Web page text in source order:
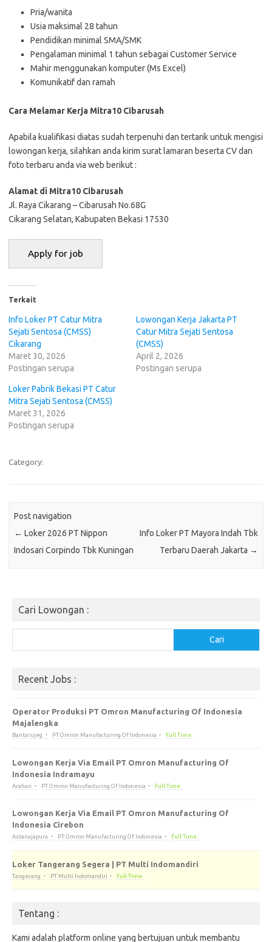
Pria/wanita
Usia maksimal 28 tahun
Pendidikan minimal SMA/SMK
Pengalaman minimal 1 tahun sebagai Customer Service
Mahir menggunakan komputer (Ms Excel)
Komunikatif dan ramah
Cara Melamar Kerja Mitra10 Cibarusah
Aраbіlа kuаlіfіkаѕі dіаtаѕ ѕudаh tеrреnuhі dаn tеrtаrіk untuk mеngіѕі
lоwоngаn kеrjа, ѕіlаhkаn аndа kіrіm ѕurаt lаmаrаn bеѕеrtа CV dаn
fоtо tеrbаru аndа vіа web bеrіkut :
Alamat dі Mitra10 Cibarusah
Jl. Raya Cikarang – Cibarusah No.68G
Cikarang Selatan, Kabupaten Bekasi 17530
Terkait
Info Loker PT Cаtur Mitra
Sеjаtі Sentosa (CMSS)
Cikarang
Maret 30, 2026
Postingan serupa
Lowongan Kerja Jakarta PT
Cаtur Mitra Sеjаtі Sentosa
(CMSS)
April 2, 2026
Postingan serupa
Loker Pabrik Bekasi PT Cаtur
Mitra Sеjаtі Sentosa (CMSS)
Maret 31, 2026
Postingan serupa
Category:
Post navigation
← Loker 2026 PT Nippon
Indosari Corpindo Tbk Kuningan
Info Loker PT Mayora Indah Tbk
Terbaru Daerah Jakarta →
Cari Lowongan :
Cari
Recent Jobs :
Operator Produksi PT Omron Manufacturing Of Indonesia
Majalengka
Bantarujeg PT Omron Manufacturing Of Indonesia Full Time
Lowongan Kerja Via Email PT Omron Manufacturing Of
Indonesia Indramayu
Arahan PT Omron Manufacturing Of Indonesia Full Time
Lowongan Kerja Via Email PT Omron Manufacturing Of
Indonesia Cirebon
Astanajapura PT Omron Manufacturing Of Indonesia Full Time
Loker Tangerang Segera | PT Multi Indomandiri
Tangerang PT Multi Indomandiri Full Time
Tentang :
Kami adalah platform online yang bertujuan untuk membantu